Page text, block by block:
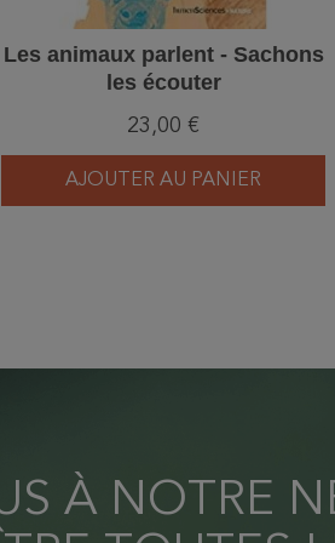
Les animaux parlent - Sachons
les écouter
23,00 €
AJOUTER AU PANIER
À NOTRE